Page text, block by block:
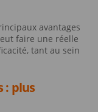
avantages
faire une réelle
tant au sein
: plus